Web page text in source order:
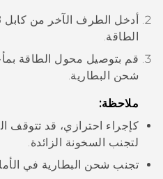
الطاقة.
قم بتوصيل محول الطاقة
شحن البطارية.
ملاحظة:
كإجراء احترازي، قد تتوقف
لتجنب السخونة الزائدة.
تجنب شحن البطارية في